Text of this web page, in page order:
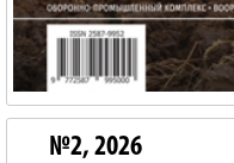
№2, 2026